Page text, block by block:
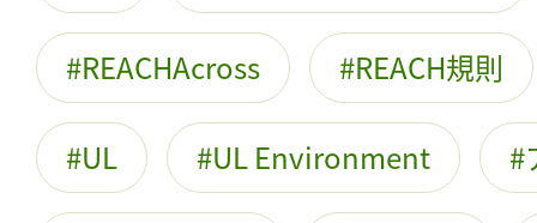
REACHAcross REACH規則
UL UL Environment